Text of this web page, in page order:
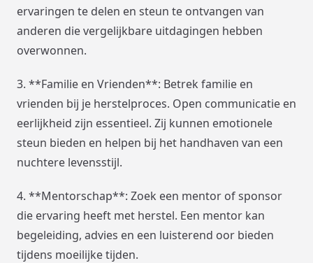
ervaringen te delen en steun te ontvangen van
anderen die vergelijkbare uitdagingen hebben
overwonnen.
3. **Familie en Vrienden**: Betrek familie en
vrienden bij je herstelproces. Open communicatie en
eerlijkheid zijn essentieel. Zij kunnen emotionele
steun bieden en helpen bij het handhaven van een
nuchtere levensstijl.
4. **Mentorschap**: Zoek een mentor of sponsor
die ervaring heeft met herstel. Een mentor kan
begeleiding, advies en een luisterend oor bieden
tijdens moeilijke tijden.